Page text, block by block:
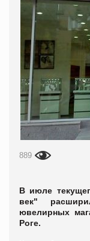
889
В июле
век"
ювелирных
Роге.